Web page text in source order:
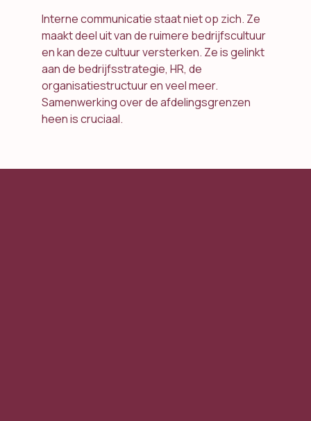
Interne communicatie staat niet op zich. Ze
maakt deel uit van de ruimere bedrijfscultuur
en kan deze cultuur versterken. Ze is gelinkt
aan de bedrijfsstrategie, HR, de
organisatiestructuur en veel meer.
Samenwerking over de afdelingsgrenzen
heen is cruciaal.